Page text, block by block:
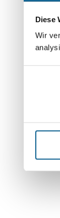
Diese
Wir